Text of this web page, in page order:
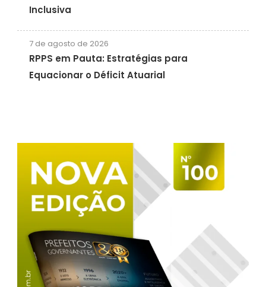
Inclusiva
7 de agosto de 2026
RPPS em Pauta: Estratégias para
Equacionar o Déficit Atuarial